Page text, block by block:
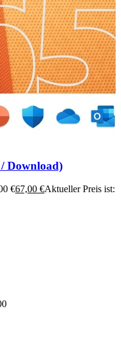
Download)
€67,00 €Aktueller Preis ist: